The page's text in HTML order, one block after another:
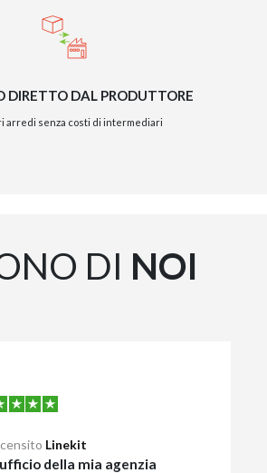
DIRETTO DAL PRODUTTORE
arredi senza costi di intermediari
DI NOI
Linekit
della mia agenzia